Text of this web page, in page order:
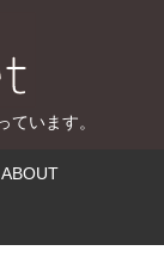
います。
ABOUT